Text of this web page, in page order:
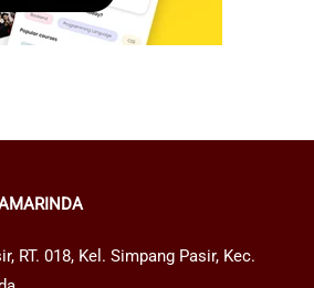
RT. 018, Kel. Simpang Pasir, Kec.